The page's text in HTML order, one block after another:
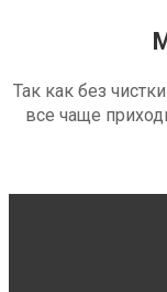
Так как без
все чаще